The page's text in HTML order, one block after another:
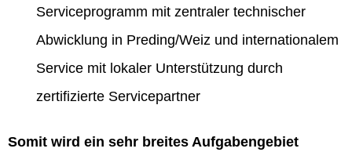
Serviceprogramm mit zentraler technischer
Abwicklung in Preding/Weiz und internationalem
Service mit lokaler Unterstützung durch
zertifizierte Servicepartner
Somit wird ein sehr breites Aufgabengebiet